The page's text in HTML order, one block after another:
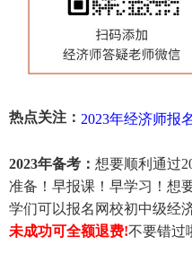
热点关注： 2023年经济师报
2023年备考： 想要顺利通过
准备！早报课！早学习！想
学们可以报名网校初中级经
未成功可全额退费!不要错过